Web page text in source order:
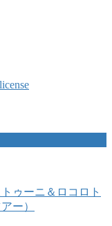
ゥーニ＆ロコロト
ー）